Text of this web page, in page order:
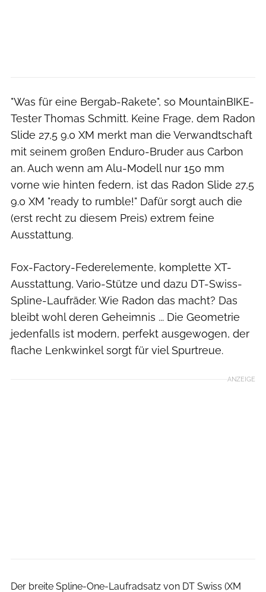
"Was für eine Bergab-Rakete", so MountainBIKE-
Tester Thomas Schmitt. Keine Frage, dem Radon
Slide 27,5 9.0 XM merkt man die Verwandtschaft
mit seinem großen Enduro-Bruder aus Carbon
an. Auch wenn am Alu-Modell nur 150 mm
vorne wie hinten federn, ist das Radon Slide 27,5
9.0 XM "ready to rumble!" Dafür sorgt auch die
(erst recht zu diesem Preis) extrem feine
Ausstattung.
Fox-Factory-Federelemente, komplette XT-
Ausstattung, Vario-Stütze und dazu DT-Swiss-
Spline-Laufräder. Wie Radon das macht? Das
bleibt wohl deren Geheimnis ... Die Geometrie
jedenfalls ist modern, perfekt ausgewogen, der
flache Lenkwinkel sorgt für viel Spurtreue.
ANZEIGE
Der breite Spline-One-Laufradsatz von DT Swiss (XM